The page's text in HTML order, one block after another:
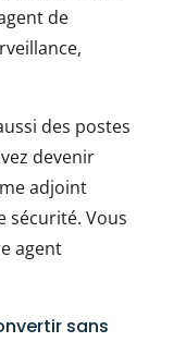
de
des postes
devenir
adjoint
sécurité. Vous
agent
sans